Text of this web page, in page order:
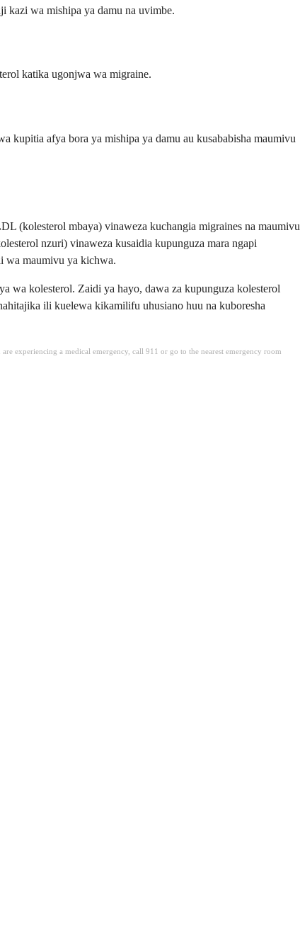
kazi wa mishipa ya damu na uvimbe.
katika ugonjwa wa migraine.
kupitia afya bora ya mishipa ya damu au kusababisha maumivu
(kolesterol mbaya) vinaweza kuchangia migraines na maumivu
nzuri) vinaweza kusaidia kupunguza mara ngapi
wa maumivu ya kichwa.
wa kolesterol. Zaidi ya hayo, dawa za kupunguza kolesterol
ili kuelewa kikamilifu uhusiano huu na kuboresha
experiencing a medical emergency, call 911 or go to the nearest emergency room